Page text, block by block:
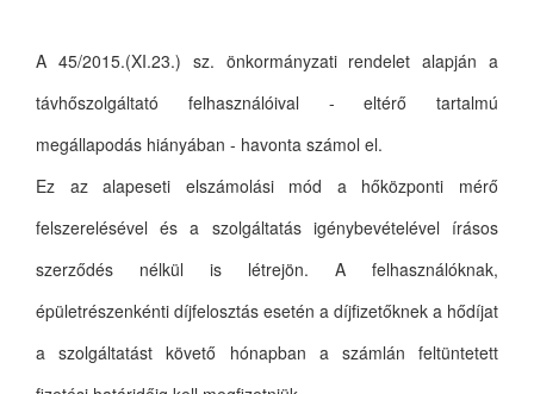
A 45/2015.(XI.23.) sz. önkormányzati rendelet alapján a
távhőszolgáltató felhasználóival - eltérő tartalmú
megállapodás hiányában - havonta számol el.
Ez az alapeseti elszámolási mód a hőközponti mérő
felszerelésével és a szolgáltatás igénybevételével írásos
szerződés nélkül is létrejön. A felhasználóknak,
épületrészenkénti díjfelosztás esetén a díjfizetőknek a hődíjat
a szolgáltatást követő hónapban a számlán feltüntetett